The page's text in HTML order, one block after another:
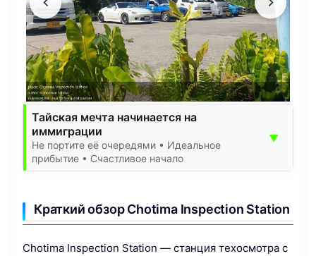
Тайская мечта начинается на
иммиграции
Не портите её очередями • Идеальное
прибытие • Счастливое начало
▼
Краткий обзор Chotima Inspection Station
Chotima Inspection Station — станция техосмотра с